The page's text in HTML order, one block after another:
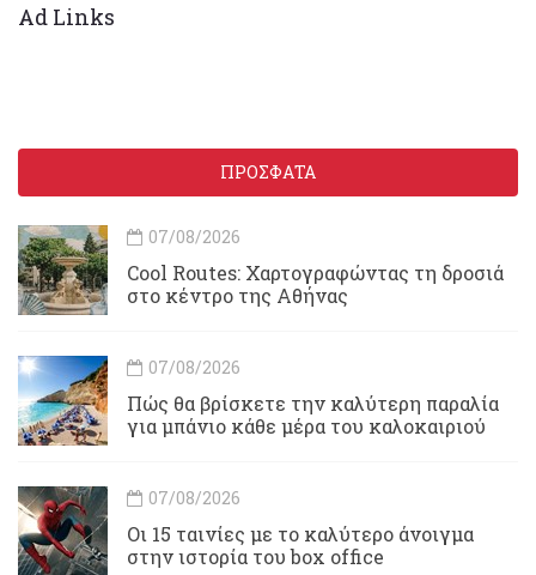
Ad Links
ΠΡΟΣΦΑΤΑ
07/08/2026
Cool Routes: Χαρτογραφώντας τη δροσιά
στο κέντρο της Αθήνας
07/08/2026
Πώς θα βρίσκετε την καλύτερη παραλία
για μπάνιο κάθε μέρα του καλοκαιριού
07/08/2026
Οι 15 ταινίες με το καλύτερο άνοιγμα
στην ιστορία του box office